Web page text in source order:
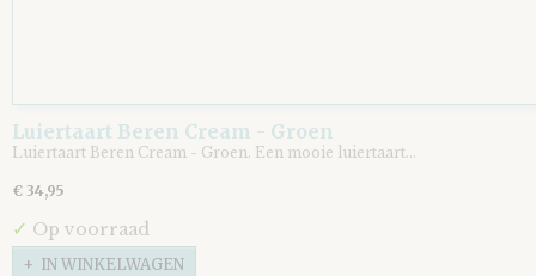
Luiertaart Beren Cream - Groen
Luiertaart Beren Cream - Groen. Een mooie luiertaart…
€ 34,95
✓ Op voorraad
IN WINKELWAGEN